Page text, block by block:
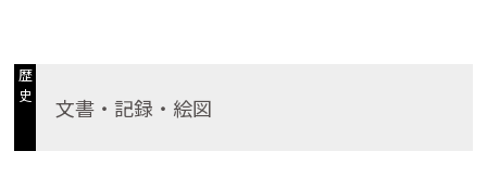
歴
史
文書・記録・絵図